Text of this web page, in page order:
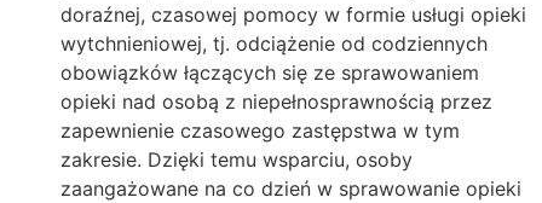
doraźnej, czasowej pomocy w formie usługi opieki
wytchnieniowej, tj. odciążenie od codziennych
obowiązków łączących się ze sprawowaniem
opieki nad osobą z niepełnosprawnością przez
zapewnienie czasowego zastępstwa w tym
zakresie. Dzięki temu wsparciu, osoby
zaangażowane na co dzień w sprawowanie opieki